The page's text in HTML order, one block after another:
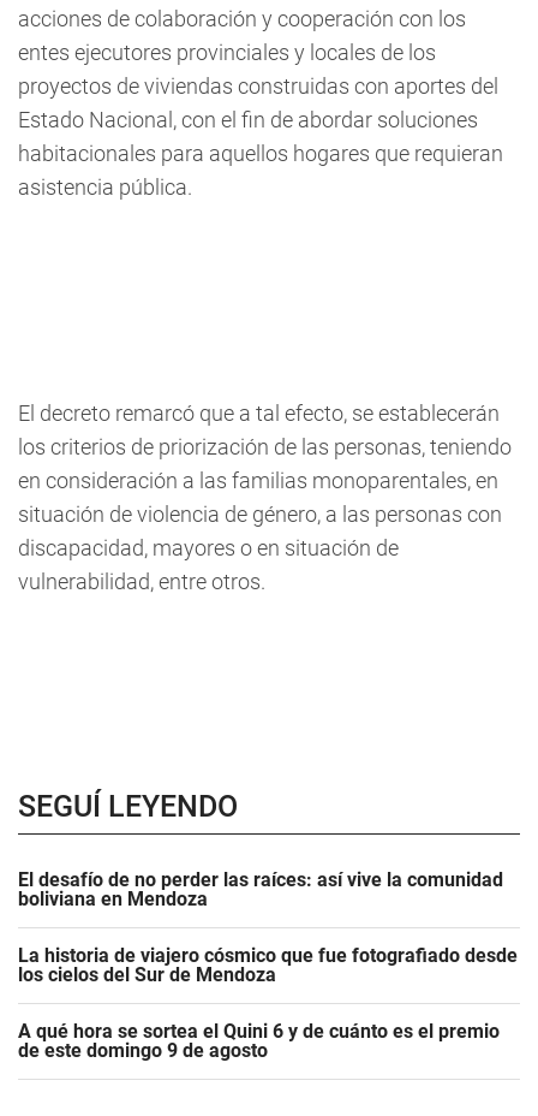
acciones de colaboración y cooperación con los
entes ejecutores provinciales y locales de los
proyectos de viviendas construidas con aportes del
Estado Nacional, con el fin de abordar soluciones
habitacionales para aquellos hogares que requieran
asistencia pública.
El decreto remarcó que a tal efecto, se establecerán
los criterios de priorización de las personas, teniendo
en consideración a las familias monoparentales, en
situación de violencia de género, a las personas con
discapacidad, mayores o en situación de
vulnerabilidad, entre otros.
SEGUÍ LEYENDO
El desafío de no perder las raíces: así vive la comunidad
boliviana en Mendoza
La historia de viajero cósmico que fue fotografiado desde
los cielos del Sur de Mendoza
A qué hora se sortea el Quini 6 y de cuánto es el premio
de este domingo 9 de agosto